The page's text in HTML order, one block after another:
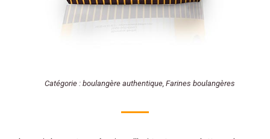
Catégorie : boulangère authentique, Farines boulangères